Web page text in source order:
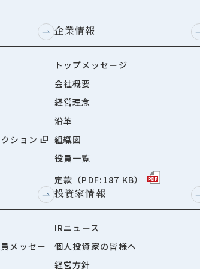
ション
企業情報
トップメッセージ
会社概要
経営理念
沿革
組織図
役員一覧
定款（PDF:187 KB）
メッセー
投資家情報
IRニュース
個人投資家の皆様へ
経営方針